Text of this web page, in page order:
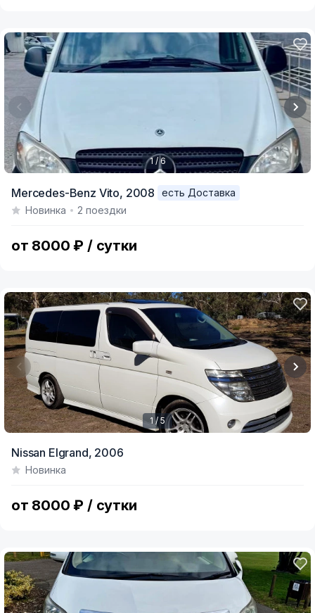
of
1 / 6
Mercedes-Benz Vito, 2008
есть Доставка
Новинка
2 поездки
от 8000 ₽ / сутки
of
1 / 5
Nissan Elgrand, 2006
Новинка
от 8000 ₽ / сутки